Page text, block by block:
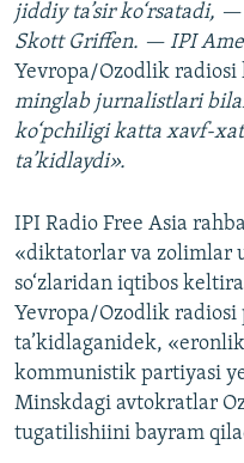
jiddiy ta’sir ko‘rsatadi,
Skott Griffen. — IPI
Yevropa/Ozodlik radiosi
minglab jurnalistlari
ko‘pchiligi katta xavf-
ta’kidlaydi».
IPI Radio Free Asia
«diktatorlar va zolimlar
so‘zlaridan iqtibos
Yevropa/Ozodlik
ta’kidlaganidek,
kommunistik partiyasi
Minskdagi avtokratlar
tugatilishiini bayram